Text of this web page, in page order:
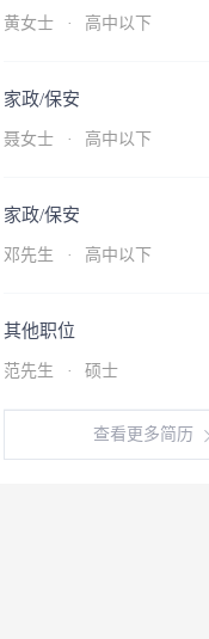
黄女士 · 高中以下
家政/保安
聂女士 · 高中以下
家政/保安
邓先生 · 高中以下
其他职位
范先生 · 硕士
查看更多简历